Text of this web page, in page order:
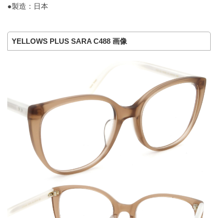
●製造：日本
YELLOWS PLUS SARA C488 画像